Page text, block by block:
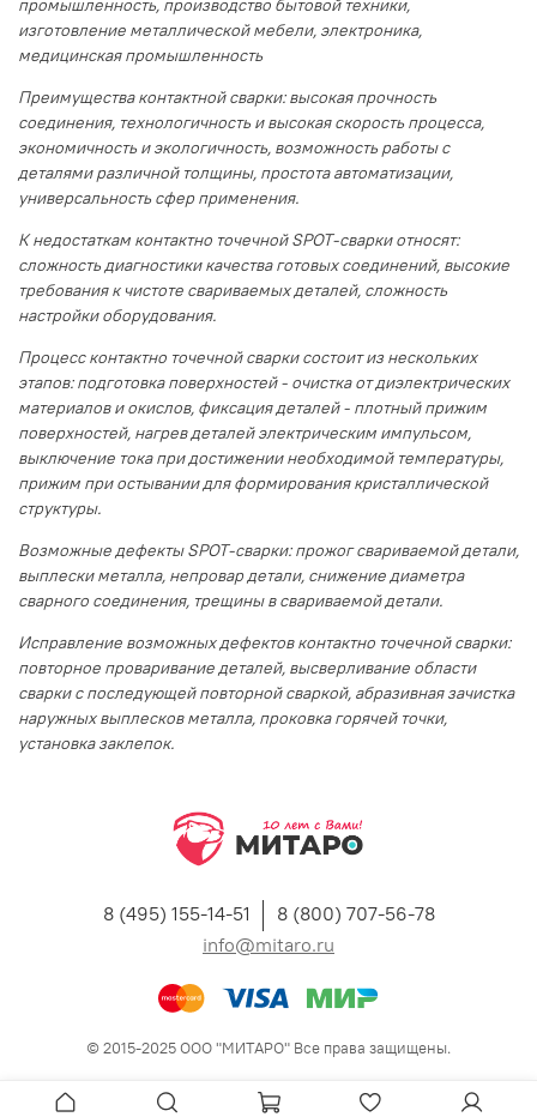
промышленность, производство бытовой техники,
изготовление металлической мебели, электроника,
медицинская промышленность
Преимущества контактной сварки: высокая прочность
соединения, технологичность и высокая скорость процесса,
экономичность и экологичность, возможность работы с
деталями различной толщины, простота автоматизации,
универсальность сфер применения.
К недостаткам контактно точечной SPOT-сварки относят:
cложность диагностики качества готовых соединений, высокие
требования к чистоте свариваемых деталей, сложность
настройки оборудования.
Процесс контактно точечной сварки состоит из нескольких
этапов: подготовка поверхностей - очистка от диэлектрических
материалов и окислов, фиксация деталей - плотный прижим
поверхностей, нагрев деталей электрическим импульсом,
выключение тока при достижении необходимой температуры,
прижим при остывании для формирования кристаллической
структуры.
Возможные дефекты SPOT-сварки: прожог свариваемой детали,
выплески металла, непровар детали, снижение диаметра
сварного соединения, трещины в свариваемой детали.
Исправление возможных дефектов контактно точечной сварки:
повторное проваривание деталей, высверливание области
сварки с последующей повторной сваркой, абразивная зачистка
наружных выплесков металла, проковка горячей точки,
установка заклепок.
8 (495) 155-14-51
8 (800) 707-56-78
info@mitaro.ru
© 2015-2025 ООО "МИТАРО" Все права защищены.